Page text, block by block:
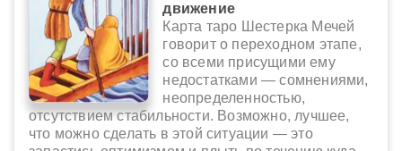
движение
Карта таро Шестерка Мечей
говорит о переходном этапе,
со всеми присущими ему
недостатками — сомнениями,
неопределенностью,
отсутствием стабильности. Возможно, лучшее,
что можно сделать в этой ситуации — это